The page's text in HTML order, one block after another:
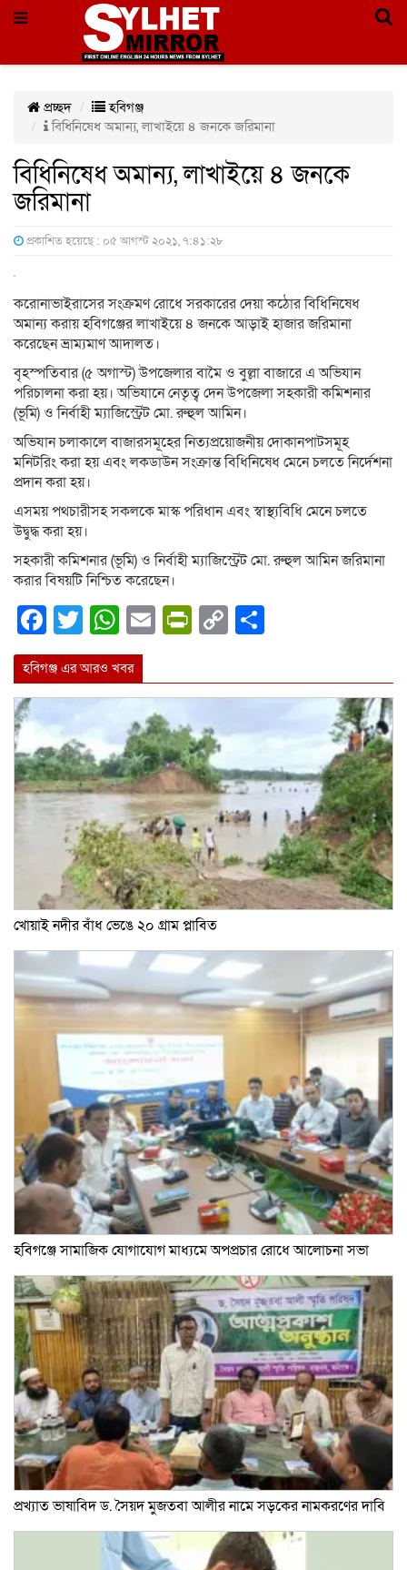
প্রচ্ছদ
হবিগঞ্জ
বিধিনিষেধ অমান্য, লাখাইয়ে ৪ জনকে জরিমানা
বিধিনিষেধ অমান্য, লাখাইয়ে ৪ জনকে
জরিমানা
প্রকাশিত হয়েছে : ০৫ আগস্ট ২০২১, ৭:৪১:২৮
করোনাভাইরাসের সংক্রমণ রোধে সরকারের দেয়া কঠোর বিধিনিষেধ
অমান্য করায় হবিগঞ্জের লাখাইয়ে ৪ জনকে আড়াই হাজার জরিমানা
করেছেন ভ্রাম্যমাণ আদালত।
বৃহস্পতিবার (৫ অগাস্ট) উপজেলার বামৈ ও বুল্লা বাজারে এ অভিযান
পরিচালনা করা হয়। অভিযানে নেতৃত্ব দেন উপজেলা সহকারী কমিশনার
(ভূমি) ও নির্বাহী ম্যাজিস্ট্রেট মো. রুহুল আমিন।
অভিযান চলাকালে বাজারসমূহের নিত্যপ্রয়োজনীয় দোকানপাটসমূহ
মনিটরিং করা হয় এবং লকডাউন সংক্রান্ত বিধিনিষেধ মেনে চলতে নির্দেশনা
প্রদান করা হয়।
এসময় পথচারীসহ সকলকে মাস্ক পরিধান এবং স্বাস্থ্যবিধি মেনে চলতে
উদ্বুদ্ধ করা হয়।
সহকারী কমিশনার (ভূমি) ও নির্বাহী ম্যাজিস্ট্রেট মো. রুহুল আমিন জরিমানা
করার বিষয়টি নিশ্চিত করেছেন।
Facebook
Twitter
WhatsApp
EmailPrintFriendly
Copy
হবিগঞ্জ এর আরও খবর
খোয়াই নদীর বাঁধ ভেঙে ২০ গ্রাম প্লাবিত
হবিগঞ্জে সামাজিক যোগাযোগ মাধ্যমে অপপ্রচার রোধে আলোচনা সভা
প্রখ্যাত ভাষাবিদ ড. সৈয়দ মুজতবা আলীর নামে সড়কের নামকরণের দাবি